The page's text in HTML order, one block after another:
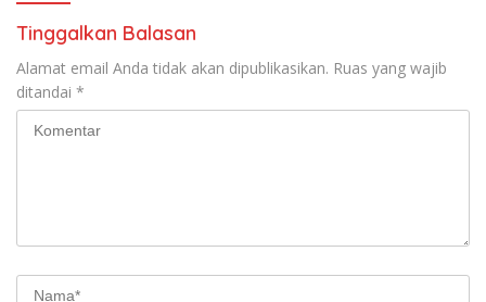
Tinggalkan Balasan
Alamat email Anda tidak akan dipublikasikan. Ruas yang wajib
ditandai *